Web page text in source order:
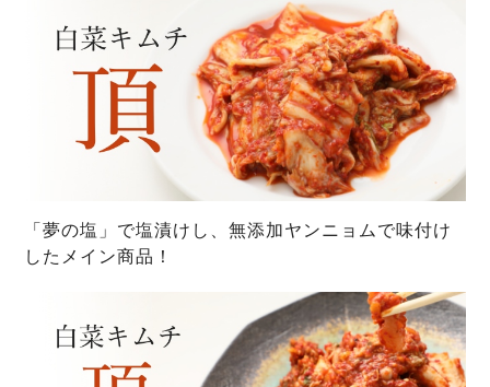
「夢の塩」で塩漬けし、無添加ヤンニョムで味付け
したメイン商品！